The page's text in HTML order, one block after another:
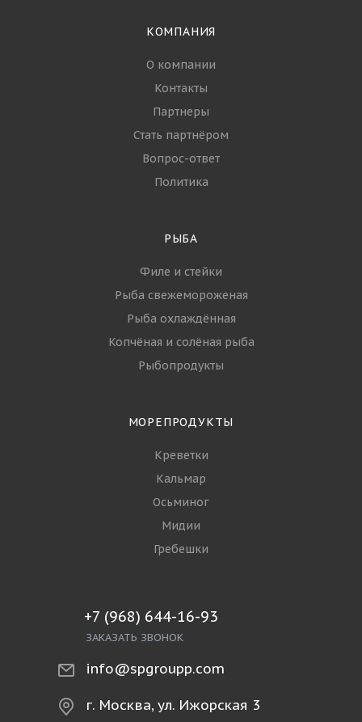
КОМПАНИЯ
О компании
Контакты
Партнеры
Стать партнёром
Вопрос-ответ
Политика
РЫБА
Филе и стейки
Рыба свежемороженая
Рыба охлаждённая
Копчёная и солёная рыба
Рыбопродукты
МОРЕПРОДУКТЫ
Креветки
Кальмар
Осьминог
Мидии
Гребешки
+7 (968) 644-16-93
ЗАКАЗАТЬ ЗВОНОК
info@spgroupp.com
г. Москва, ул. Ижорская 3